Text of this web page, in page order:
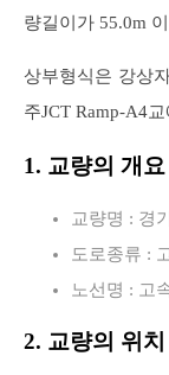
량길이가 55.0m
상부형식은 강상
주JCT Ramp-A4
1. 교량의 개요
교량명 : 경
도로종류 :
노선명 : 고
2. 교량의 위치